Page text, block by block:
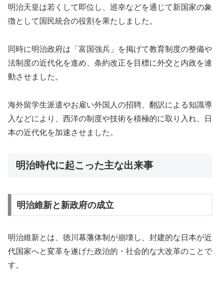
明治天皇は若くして即位し、巡幸などを通じて新国家の象
徴として国民統合の役割を果たしました。
同時に明治政府は「富国強兵」を掲げて教育制度の整備や
法制度の近代化を進め、条約改正を目標に外交と内政を連
動させました。
海外留学生派遣やお雇い外国人の招聘、翻訳による知識導
入などにより、西洋の制度や技術を積極的に取り入れ、日
本の近代化を加速させました。
明治時代に起こった主な出来事
明治維新と新政府の成立
明治維新とは、徳川幕藩体制が崩壊し、封建的な日本が近
代国家へと変革を遂げた政治的・社会的な大改革のことで
す。